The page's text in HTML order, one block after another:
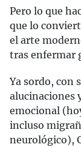
Pero lo que
que lo
el arte
tras enfermar
Ya sordo, con
alucinaciones
emocional
incluso
neurológico),